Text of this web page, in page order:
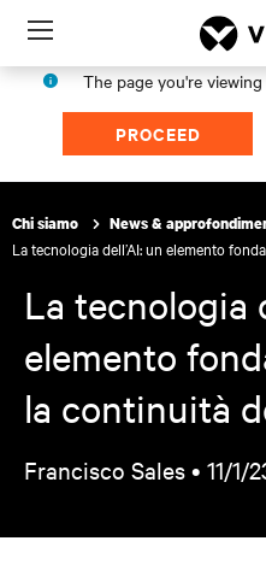
Menu
The page you're
PROCEED
Chi siamo News &
La tecnologia dell’AI: un elemento
La tecnologia
elemento
la continuità
Francisco Sales • 11/1/